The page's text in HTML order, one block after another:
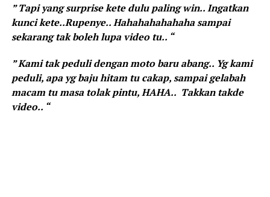
” Tapi yang surprise kete dulu paling win.. Ingatkan
kunci kete..Rupenye.. Hahahahahahaha sampai
sekarang tak boleh lupa video tu.. “
” Kami tak peduli dengan moto baru abang.. Yg kami
peduli, apa yg baju hitam tu cakap, sampai gelabah
macam tu masa tolak pintu, HAHA.. Takkan takde
video.. “